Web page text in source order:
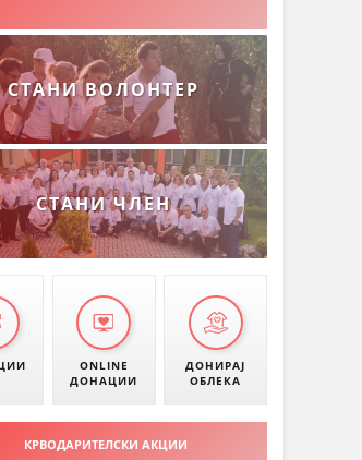
СТАНИ ВОЛОНТЕР
СТАНИ ЧЛЕН
ONLINE
ДОНАЦИИ
ДОНИРАЈ
ОБЛЕКА
КРВОДАРИТЕЛСКИ АКЦИИ